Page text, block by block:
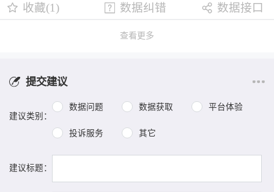
收藏(1) 数据纠错 数据接口
查看更多
提交建议
建议类别：
数据问题 数据获取 平台体验
投诉服务 其它
建议标题：